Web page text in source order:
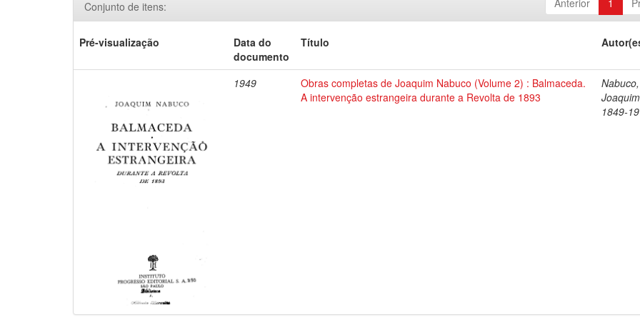
Anterior 1
Conjunto de itens:
Pré-visualização
Data do
documento
Título
1949
Obras completas de Joaquim Nabuco (Volume 2) : Balmaceda.
A intervenção estrangeira durante a Revolta de 1893
Nabuco,
1849-